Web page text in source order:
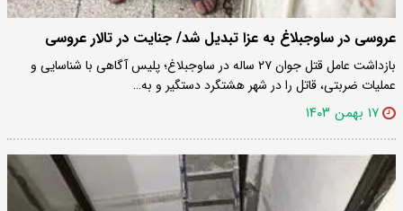
عروسی در ساوجبلاغ به عزا تبدیل شد/ جنایت در تالار عروسی
بازداشت عامل قتل جوان ۲۷ ساله در ساوجبلاغ؛ پلیس آگاهی با شناسایی و
عملیات ضربتی، قاتل را در شهر هشتگرد دستگیر و به…
۱۷ بهمن ۱۴۰۳